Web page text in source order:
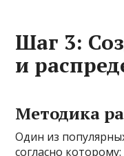
Шаг 3:
и
Методика
Один из
согласно которому: